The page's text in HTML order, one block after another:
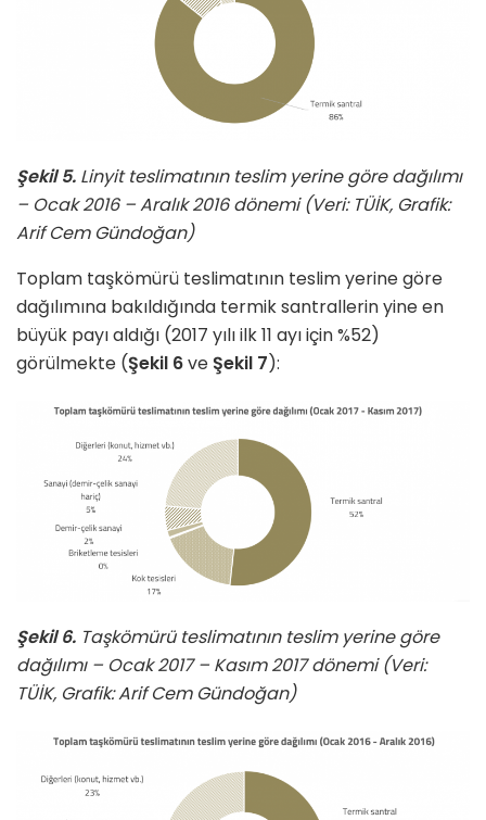
Şekil 5. Linyit teslimatının teslim yerine göre dağılımı
– Ocak 2016 – Aralık 2016 dönemi (Veri: TÜİK, Grafik:
Arif Cem Gündoğan)
Toplam taşkömürü teslimatının teslim yerine göre
dağılımına bakıldığında termik santrallerin yine en
büyük payı aldığı (2017 yılı ilk 11 ayı için %52)
görülmekte (Şekil 6ve Şekil 7):
Şekil 6. Taşkömürü teslimatının teslim yerine göre
dağılımı – Ocak 2017 – Kasım 2017 dönemi (Veri:
TÜİK, Grafik: Arif Cem Gündoğan)